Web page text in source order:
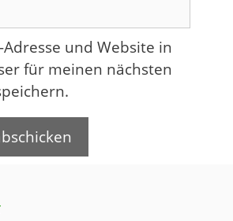
Adresse und Website in
für meinen nächsten